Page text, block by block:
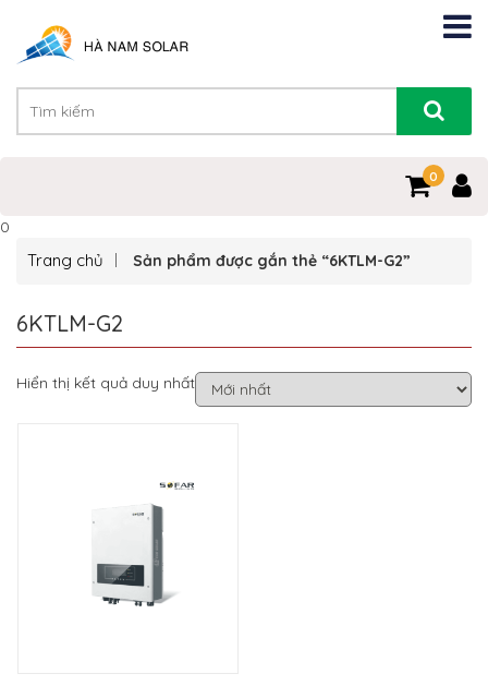
0
0
Trang chủ Sản phẩm được gắn thẻ “6KTLM-G2”
6KTLM-G2
Hiển thị kết quả duy nhất